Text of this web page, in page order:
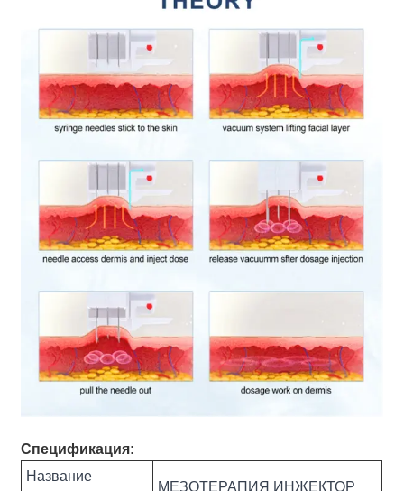
Спецификация:
Название
МЕЗОТЕРАПИЯ ИНЖЕКТОР